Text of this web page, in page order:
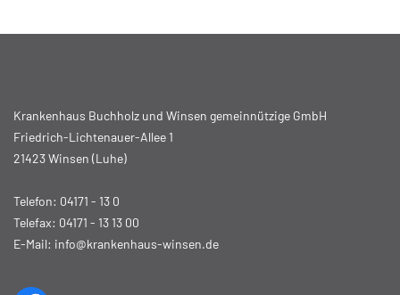
Krankenhaus Buchholz und Winsen gemeinnützige GmbH
Friedrich-Lichtenauer-Allee 1
21423 Winsen (Luhe)
Telefon: 04171 - 13 0
Telefax: 04171 - 13 13 00
E-Mail: info@krankenhaus-winsen.de